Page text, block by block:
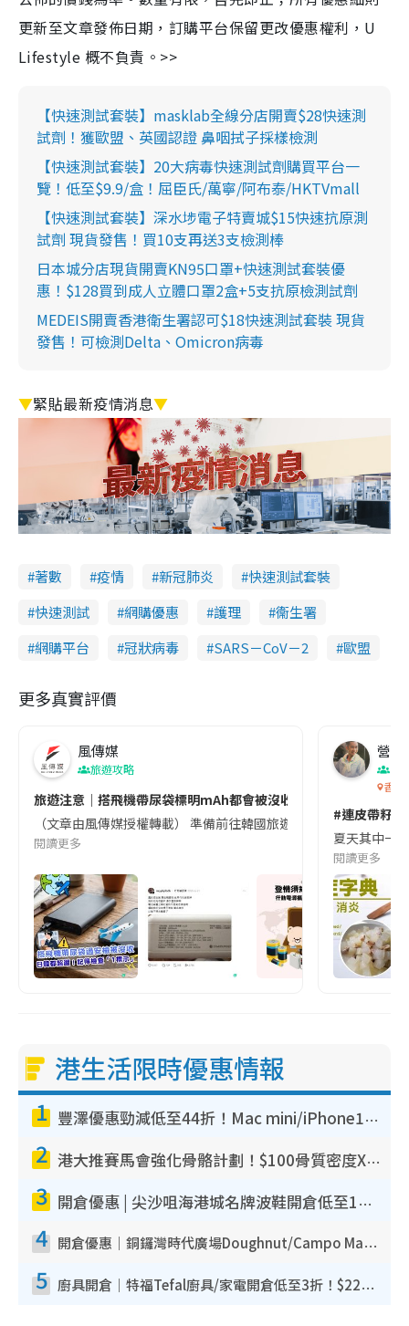
更新至文章發佈日期，訂購平台保留更改優惠權利，U
Lifestyle 概不負責。>>
【快速測試套裝】masklab全線分店開賣$28快速測
試劑！獲歐盟、英國認證 鼻咽拭子採樣檢測
【快速測試套裝】20大病毒快速測試劑購買平台一
覽！低至$9.9/盒！屈臣氏/萬寧/阿布泰/HKTVmall
【快速測試套裝】深水埗電子特賣城$15快速抗原測
試劑 現貨發售！買10支再送3支檢測棒
日本城分店現貨開賣KN95口罩+快速測試套裝優
惠！$128買到成人立體口罩2盒+5支抗原檢測試劑
MEDEIS開賣香港衛生署認可$18快速測試套裝 現貨
發售！可檢測Delta、Omicron病毒
▼緊貼最新疫情消息▼
著數 疫情 新冠肺炎
快速測試套裝
快速測試
網購優惠 護理
衞生署
網購平台
冠狀病毒 SARS－CoV－2 歐盟
更多真實評價
風傳媒
旅遊攻略
旅遊注意｜搭飛機帶尿袋標明mAh都會被沒收😱出發前切記檢查
（文章由風傳媒授權轉載） 準備前往韓國旅遊的民眾，近期要
閱讀更多
營養
香港
#連皮帶籽
夏天其中一
閱讀更多
港生活限時優惠情報
1 豐澤優惠勁減低至44折！Mac mini/iPhone17Pro大減價！廚房家電$220起
2 港大推賽馬會強化骨骼計劃！$100骨質密度X光檢查 完成免費運動訓練送超市禮券！附參加資格
3 開倉優惠 | 尖沙咀海港城名牌波鞋開倉低至1折！On鞋$899起／Joy&Peace鞋履$98起
4 開倉優惠｜銅鑼灣時代廣場Doughnut/Campo Marzio開倉低至1折！背囊、書包、手袋劈價$200起
5 廚具開倉｜特福Tefal廚具/家電開倉低至3折！$220起買平底鍋/炒鑊/湯煲！電飯煲/吸塵機/燙斗$418起